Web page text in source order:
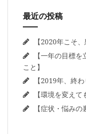
最近の投稿
【2020年こそ
【一年の目標
こと】
【2019年、終
【環境を変えて
【症状・悩み